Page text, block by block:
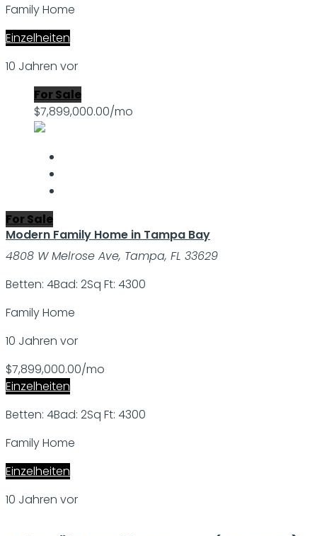
Family Home
Einzelheiten
10 Jahren vor
For Sale
$7,899,000.00/mo
For Sale
Modern Family Home in Tampa Bay
4808 W Melrose Ave, Tampa, FL 33629
Betten: 4Bad: 2Sq Ft: 4300
Family Home
10 Jahren vor
$7,899,000.00/mo
Einzelheiten
Betten: 4Bad: 2Sq Ft: 4300
Family Home
Einzelheiten
10 Jahren vor